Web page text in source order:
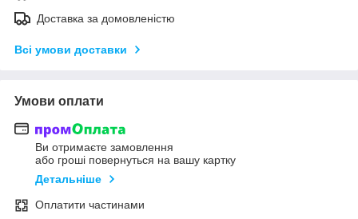
Доставка за домовленістю
Всі умови доставки
Умови оплати
Ви отримаєте замовлення
або гроші повернуться на вашу картку
Детальніше
Оплатити частинами